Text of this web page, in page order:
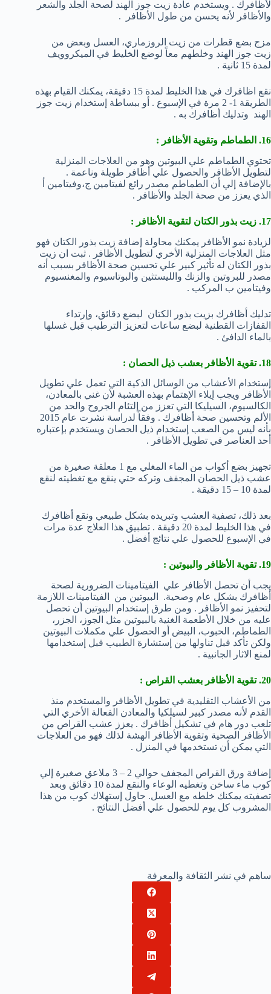
لأظافرك . ويستخدم عادة زيت جوز الهند لصحة الجلد والشعر
والأظافر لأنه يحسن من طول الأظافر .
مزج بضع قطرات من زيت الروزماري، العسل وبعض من
زيت جوز الهند وخلطهم معاً لوضع الخليط في الميكروويف
لمدة 15 ثانية .
نقع اظافرك في هذا الخليط لمدة 15 دقيقة، يمكنك القيام بهذه
الطريقة 1- 2 مرة في الإسبوع . أو ببساطة إستخدام زيت جوز
الهند وتدليك أظافرك به .
16. الطماطم وتقوية الأظافر :
تحتوي الطماطم علي البيوتين وهو من العلاجات المنزلية
لتطويل الأظافر والحصول علي أظافر طويلة وناعمة .
بالإضافة إلي أن الطماطم مصدر رائع لفيتامين ج،وفيتامين أ
الذي يعزز من صحة الجلد والأظافر .
17. زيت بذور الكتان لتقوية الأظافر :
لزيادة نمو الأظافر يمكنك محاولة إضافة زيت بذور الكتان فهو
مثل العلاجات المنزلية الأخري لتطويل الأظافر . ثبت ان زيت
بذور الكتان له تأثير كبير علي تحسين صحة الأظافر بسبب أنه
مصدر للبروتين والزنك والليستثين والبوتاسيوم والمغنسيوم
وفيتامين ب المركب .
تدليك أظافرك بزيت بذور الكتان لبضع دقائق، وإرتداء
القفازات القطنية لبضع ساعات لتعزيز الترطيب قبل غسلها
بالماء الدافئ .
18. تقوية الأظافر بعشب ذيل الحصان :
إستخدام الأعشاب من الوسائل الذكية التي تعمل علي تطويل
الأظافر ويجب إيلاء الإهتمام بهذه العشبة لأن غني بالمعادن،
الكالسيوم، السيليكا التي تعزز من إلتئام الجروح والحد من
بأنه ليس من الصعب إستخدام ذيل الحصان ويستخدم بإعتباره
أحد العناصر في تطويل الأظافر .
تجهيز بضع أكواب من الماء المغلي مع 1 معلقة صغيرة من
عشب ذيل الحصان المجفف وتركه حتي ينقع مع تغطيته لنقع
لمدة 10 – 15 دقيقة .
بعد ذلك، تصفية العشب وتبريده بشكل طبيعي ونقع أظافرك
في هذا الخليط لمدة 20 دقيقة . تطبيق هذا العلاج عدة مرات
في الإسبوع للحصول علي نتائج أفضل .
19. تقوية الأظافر والبيوتين :
يجب أن تحصل الأظافر علي الفيتامينات الضرورية لصحة
أظافرك بشكل عام وصحية. البيوتين من الفيتامينات اللازمة
لتحفيز نمو الأظافر . ومن طرق إستخدام البيوتين أن تحصل
عليه من خلال الأطعمة الغنية بالبيوتين مثل الجوز، الجزر،
الطماطم، الحبوب، البيض أو الحصول علي مكملات البيوتين
ولكن تأكد قبل تناولها من إستشارة الطبيب قبل إستخدامها
لمنع الاثار الجانبية .
20. تقوية الأظافر بعشب القراص :
من الأعشاب التقليدية في تطويل الأظافر والمستخدم منذ
القدم لأنه مصدر كبير لسيلكيا والمعادن الفعالة الأخري التي
تلعب دور هام في تشكيل أظافرك . يعزز عشب القراص من
الأظافر الصحية وتقوية الأظافر الهشة لذلك فهو من العلاجات
التي يمكن أن تستخدمها في المنزل .
إضافة ورق القراص المجفف حوالي 2 – 3 ملاعق صغيرة إلي
كوب ماء ساخن وتغطيه الوعاء والنقع لمدة 10 دقائق وبعد
تصفيته يمكنك خلطه مع العسل. حاول إستهلاك كوب من هذا
المشروب كل يوم للحصول علي أفضل النتائج .
ساهم في نشر الثقافة والمعرفة